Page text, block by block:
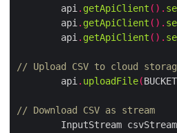
        api
. getApiClient ().
        api
. getApiClient ().
        api
. getApiClient ().
// Upload CSV to cloud
        api
. uploadFile(BUCKET
// Download CSV as stream
        InputStream csvStream